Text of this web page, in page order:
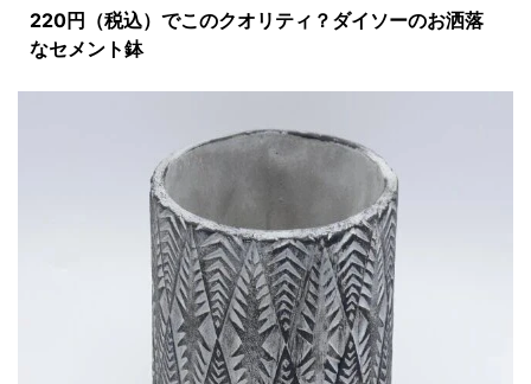
220円（税込）でこのクオリティ？ダイソーのお洒落
なセメント鉢